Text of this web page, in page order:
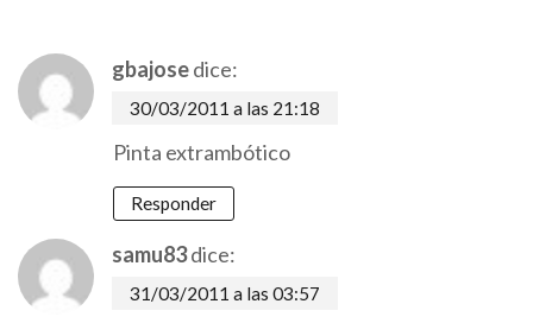
gbajosedice:
30/03/2011 a las 21:18
Pinta extrambótico
Responder
samu83dice:
31/03/2011 a las 03:57